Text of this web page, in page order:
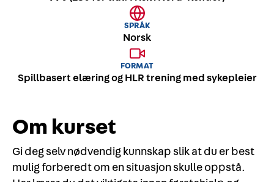
SPRÅK
Norsk
FORMAT
Spillbasert elæring og HLR trening med sykepleier
Om kurset
Gi deg selv nødvendig kunnskap slik at du er best
mulig forberedt om en situasjon skulle oppstå.